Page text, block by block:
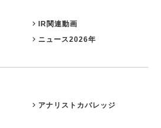
IR関連動画
ニュース2026年
アナリストカバレッジ